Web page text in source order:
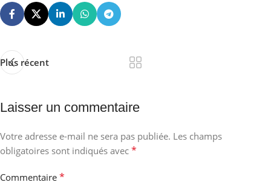
Plus récent
Laisser un commentaire
Votre adresse e-mail ne sera pas publiée. Les champs
obligatoires sont indiqués avec *
Commentaire *